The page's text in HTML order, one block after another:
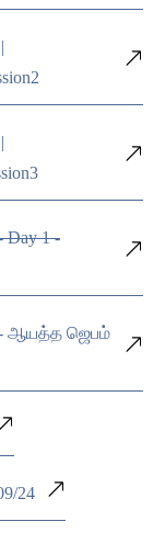
Day 1 -
- ஆயத்த ஜெபம்
24